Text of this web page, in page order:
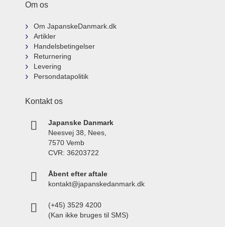
Om os
Om JapanskeDanmark.dk
Artikler
Handelsbetingelser
Returnering
Levering
Persondatapolitik
Kontakt os
Japanske Danmark
Neesvej 38, Nees,
7570 Vemb
CVR: 36203722
Åbent efter aftale
kontakt@japanskedanmark.dk
(+45) 3529 4200
(Kan ikke bruges til SMS)